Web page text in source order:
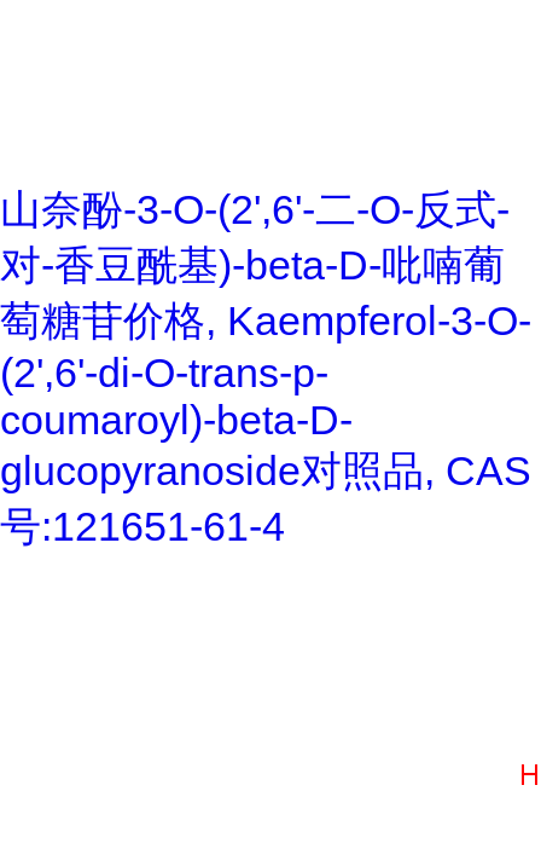
山奈酚-3-O-(2',6'-二-O-反式-
对-香豆酰基)-beta-D-吡喃葡
萄糖苷价格, Kaempferol-3-O-
(2',6'-di-O-trans-p-
coumaroyl)-beta-D-
glucopyranoside对照品, CAS
号:121651-61-4